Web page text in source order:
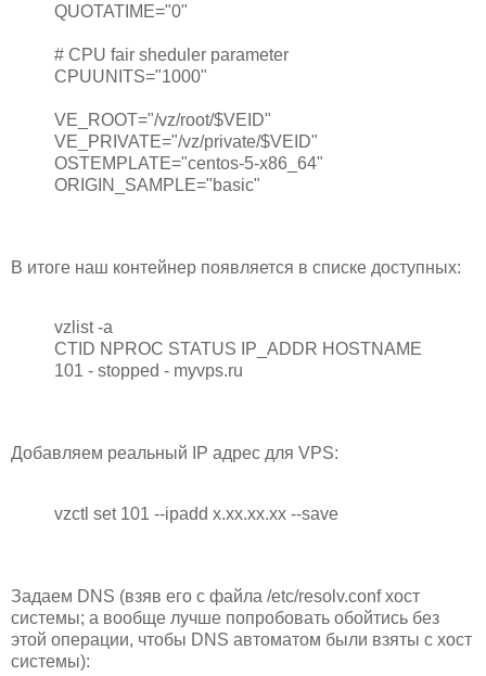
QUOTATIME="0"
# CPU fair sheduler parameter
CPUUNITS="1000"
VE_ROOT="/vz/root/$VEID"
VE_PRIVATE="/vz/private/$VEID"
OSTEMPLATE="centos-5-x86_64"
ORIGIN_SAMPLE="basic"
В итоге наш контейнер появляется в списке доступных:
vzlist -a
CTID NPROC STATUS IP_ADDR HOSTNAME
101 - stopped - myvps.ru
Добавляем реальный IP адрес для VPS:
vzctl set 101 --ipadd x.xx.xx.xx --save
Задаем DNS (взяв его с файла /etc/resolv.conf хост
системы; а вообще лучше попробовать обойтись без
этой операции, чтобы DNS автоматом были взяты с хост
системы):